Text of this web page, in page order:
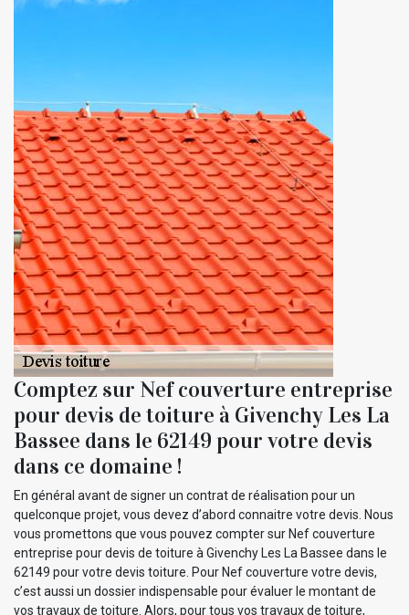
Comptez sur Nef couverture entreprise
pour devis de toiture à Givenchy Les La
Bassee dans le 62149 pour votre devis
dans ce domaine !
En général avant de signer un contrat de réalisation pour un
quelconque projet, vous devez d’abord connaitre votre devis. Nous
vous promettons que vous pouvez compter sur Nef couverture
entreprise pour devis de toiture à Givenchy Les La Bassee dans le
62149 pour votre devis toiture. Pour Nef couverture votre devis,
c’est aussi un dossier indispensable pour évaluer le montant de
vos travaux de toiture. Alors, pour tous vos travaux de toiture,